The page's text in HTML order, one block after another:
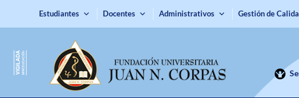
Estudiantes Docentes Administrativos Gestión de